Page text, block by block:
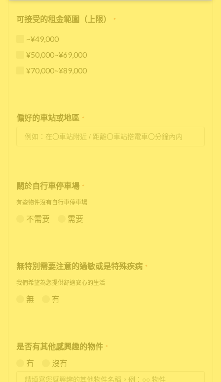
可接受的租金範圍（上限） *
~¥49,000
¥50,000~¥69,000
¥70,000~¥89,000
偏好的車站或地區 *
關於自行車停車場 *
有些物件沒有自行車停車場
不需要 需要
無特別需要注意的過敏或是特殊疾病 *
我們希望為您提供舒適安心的生活
無 有
是否有其他感興趣的物件 *
有 沒有